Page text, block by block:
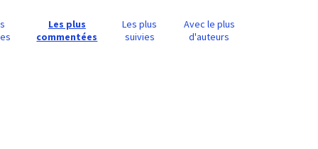
Les plus
commentées
Les plus
suivies
Avec le plus
d'auteurs